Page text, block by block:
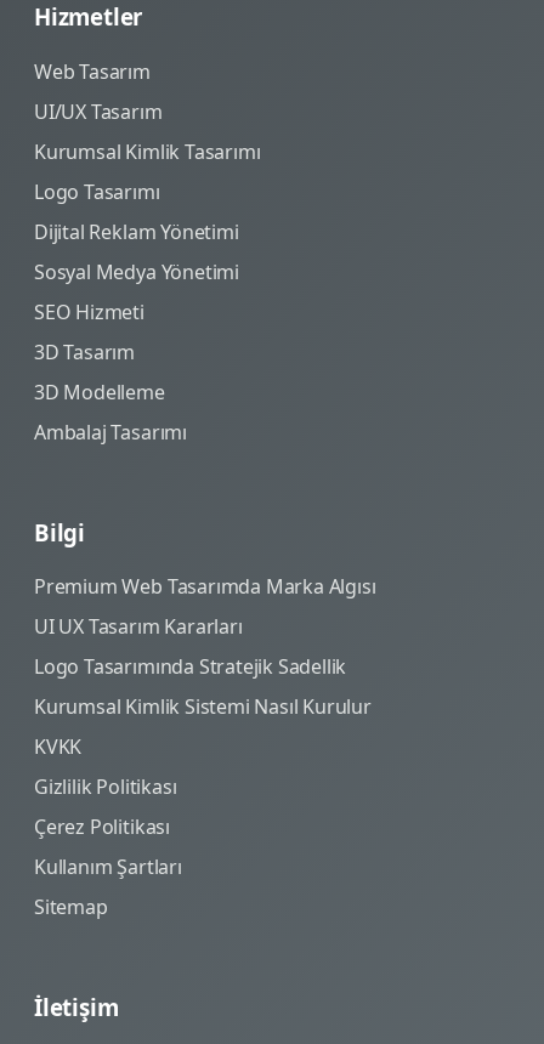
Hizmetler
Web Tasarım
UI/UX Tasarım
Kurumsal Kimlik Tasarımı
Logo Tasarımı
Dijital Reklam Yönetimi
Sosyal Medya Yönetimi
SEO Hizmeti
3D Tasarım
3D Modelleme
Ambalaj Tasarımı
Bilgi
Premium Web Tasarımda Marka Algısı
UI UX Tasarım Kararları
Logo Tasarımında Stratejik Sadellik
Kurumsal Kimlik Sistemi Nasıl Kurulur
KVKK
Gizlilik Politikası
Çerez Politikası
Kullanım Şartları
Sitemap
İletişim